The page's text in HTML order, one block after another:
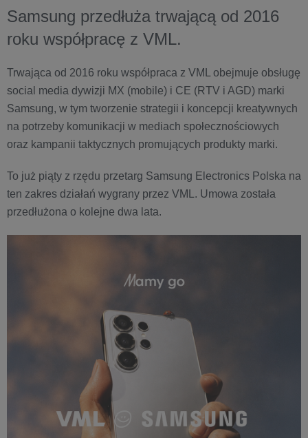
Samsung przedłuża trwającą od 2016
roku współpracę z VML.
Trwająca od 2016 roku współpraca z VML obejmuje obsługę
social media dywizji MX (mobile) i CE (RTV i AGD) marki
Samsung, w tym tworzenie strategii i koncepcji kreatywnych
na potrzeby komunikacji w mediach społecznościowych
oraz kampanii taktycznych promujących produkty marki.
To już piąty z rzędu przetarg Samsung Electronics Polska na
ten zakres działań wygrany przez VML. Umowa została
przedłużona o kolejne dwa lata.